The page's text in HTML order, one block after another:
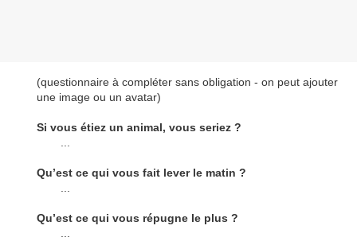
(questionnaire à compléter sans obligation - on peut ajouter
une image ou un avatar)
Si vous étiez un animal, vous seriez ?
Qu’est ce qui vous fait lever le matin ?
Qu’est ce qui vous répugne le plus ?